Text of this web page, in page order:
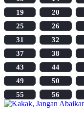
19
20
25
26
31
32
37
38
43
44
49
50
55
56